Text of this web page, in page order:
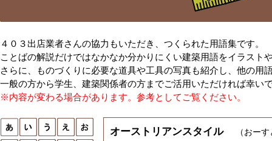
４０３出店業者さんの協力もいただき、つくられた用語集です。
ことばの解説だけではなかなか分かりにくい建築用語をイラスト
さらに、ものづくりに必要な道具や工具の写真も紹介し、他の
一般の方から学生、建築関係者の方までご活用いただければ幸い
※内容が変わる場合があります。参考としてご覧ください。
オーストリアンスタイル （おー